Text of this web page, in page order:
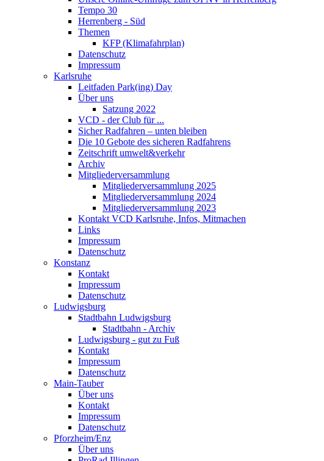
Tempo 30
Herrenberg - Süd
Themen
KFP (Klimafahrplan)
Datenschutz
Impressum
Karlsruhe
Leitfaden Park(ing) Day
Über uns
Satzung 2022
VCD - der Club für ...
Sicher Radfahren – unten bleiben
Die 10 Gebote des sicheren Radfahrens
Zeitschrift umwelt&verkehr
Archiv
Mitgliederversammlung
Mitgliederversammlung 2025
Mitgliederversammlung 2024
Mitgliederversammlung 2023
Kontakt VCD Karlsruhe, Infos, Mitmachen
Links
Impressum
Datenschutz
Konstanz
Kontakt
Impressum
Datenschutz
Ludwigsburg
Stadtbahn Ludwigsburg
Stadtbahn - Archiv
Ludwigsburg - gut zu Fuß
Kontakt
Impressum
Datenschutz
Main-Tauber
Über uns
Kontakt
Impressum
Datenschutz
Pforzheim/Enz
Über uns